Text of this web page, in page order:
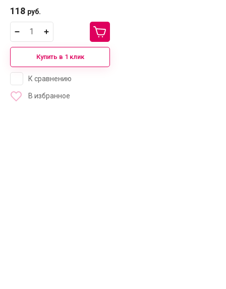
118 руб.
Купить в 1 клик
К сравнению
В избранное